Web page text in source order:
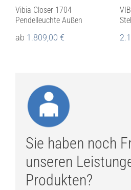
Vibia Closer 1704
Pendelleuchte Außen
ab 1.809,00 €
Sie haben noch
unseren
Produkten?